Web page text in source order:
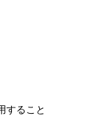
すること